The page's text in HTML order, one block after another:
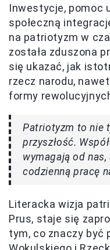
Inwestycje, pomoc
społeczną
na patriotyzm w
została zduszona
się ukazać, jak
rzecz narodu,
formy
Patriotyzm to nie
przyszłość.
wymagają od
codzienną pracę
Literacka wizja
Prus, staje się
tym, co znaczy być